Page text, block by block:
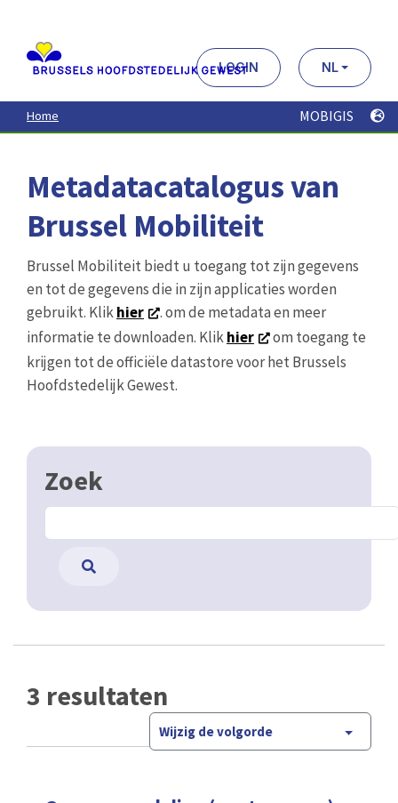
contenu
principal
LOGIN NL
Home MOBIGIS
Metadatacatalogus van
Brussel Mobiliteit
Brussel Mobiliteit biedt u toegang tot zijn gegevens
en tot de gegevens die in zijn applicaties worden
gebruikt. Klikhier
. om de metadata en meer
informatie te downloaden. Klikhier
om toegang te
krijgen tot de officiële datastore voor het Brussels
Hoofdstedelijk Gewest.
Zoek
3 resultaten
Wijzig de volgorde